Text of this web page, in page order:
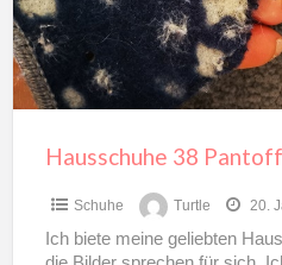
Hausschuhe 38
Schuhe Turtle 20.
Ich biete meine geliebten